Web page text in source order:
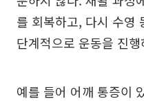
를 회복하고, 다시 수영
단계적으로 운동을 진
예를 들어 어깨 통증이